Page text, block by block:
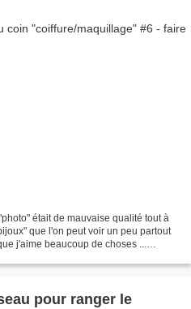
était de mauvaise qualité tout à
que l'on peut voir un peu partout
j'aime beaucoup de choses ...
pour ranger le